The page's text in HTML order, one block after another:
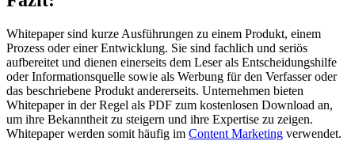
Whitepaper sind kurze Ausführungen zu einem Produkt, einem
Prozess oder einer Entwicklung. Sie sind fachlich und seriös
aufbereitet und dienen einerseits dem Leser als Entscheidungshilfe
oder Informationsquelle sowie als Werbung für den Verfasser oder
das beschriebene Produkt andererseits. Unternehmen bieten
Whitepaper in der Regel als PDF zum kostenlosen Download an,
um ihre Bekanntheit zu steigern und ihre Expertise zu zeigen.
Whitepaper werden somit häufig im Content Marketing verwendet.